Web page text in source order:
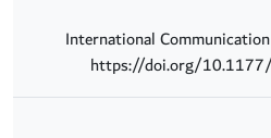
International
https://doi.org/